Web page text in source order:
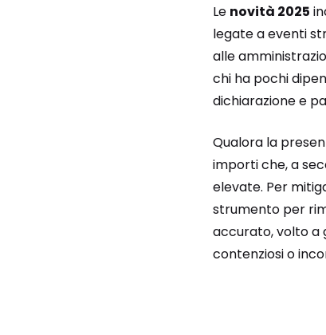
Le novità 2025
legate a eventi
alle
chi ha pochi
dichiarazione e
Qualora la
importi che, a
elevate. Per
strumento per
accurato, volto a
contenziosi o